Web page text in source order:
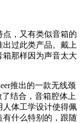
，又有类似音箱的
过此类产品。戴上
那样因为声音太大
推出的一款无线颈
结合，音箱腔体上
人体工学设计使得佩
有什么特别的，跟随